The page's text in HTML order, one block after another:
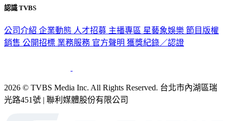
認識 TVBS
公司介紹 企業動態 人才招募 主播專區 星藝象娛樂 節目版權
銷售 公開招標 業務服務 官方聲明 獲獎紀錄／認證
2026 © TVBS Media Inc. All Rights Reserved. 台北市內湖區瑞
光路451號 | 聯利媒體股份有限公司